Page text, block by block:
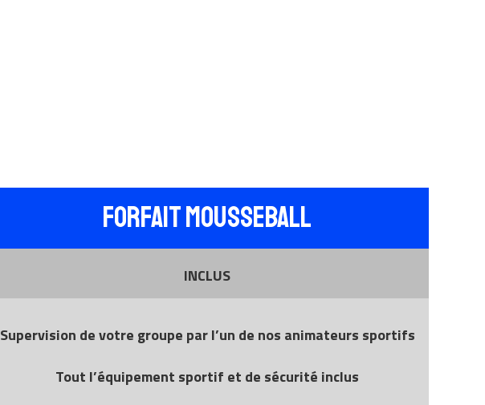
FORFAIT MOUSSEBALL
INCLUS
Supervision de votre groupe par l’un de nos animateurs sportifs
Tout l’équipement sportif et de sécurité inclus